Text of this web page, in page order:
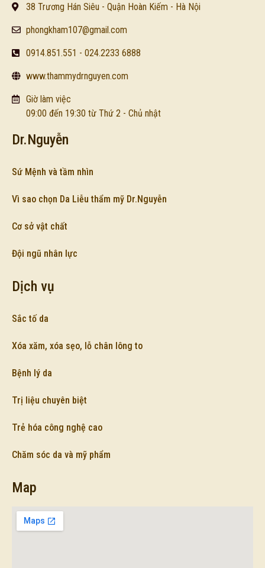
38 Trương Hán Siêu - Quận Hoàn Kiếm - Hà Nội
phongkham107@gmail.com
0914.851.551 - 024.2233 6888
www.thammydrnguyen.com
Giờ làm việc
09:00 đến 19:30 từ Thứ 2 - Chủ nhật
Dr.Nguyễn
Sứ Mệnh và tầm nhìn
Vì sao chọn Da Liễu thẩm mỹ Dr.Nguyễn
Cơ sở vật chất
Đội ngũ nhân lực
Dịch vụ
Sắc tố da
Xóa xăm, xóa sẹo, lỗ chân lông to
Bệnh lý da
Trị liệu chuyên biệt
Trẻ hóa công nghệ cao
Chăm sóc da và mỹ phẩm
Map